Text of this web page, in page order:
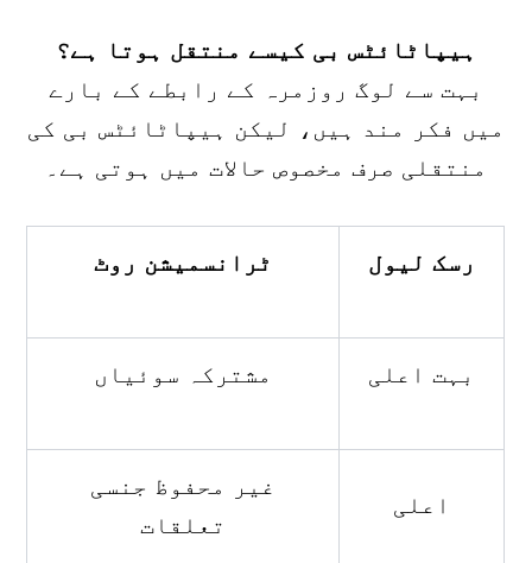
ہیپاٹائٹس بی کیسے منتقل ہوتا ہے؟
بہت سے لوگ روزمرہ کے رابطے کے بارے
میں فکر مند ہیں، لیکن ہیپاٹائٹس بی کی
منتقلی صرف مخصوص حالات میں ہوتی ہے۔
ٹرانسمیشن روٹ رسک لیول
مشترکہ سوئیاں بہت اعلی
غیر محفوظ جنسی
تعلقات
اعلی